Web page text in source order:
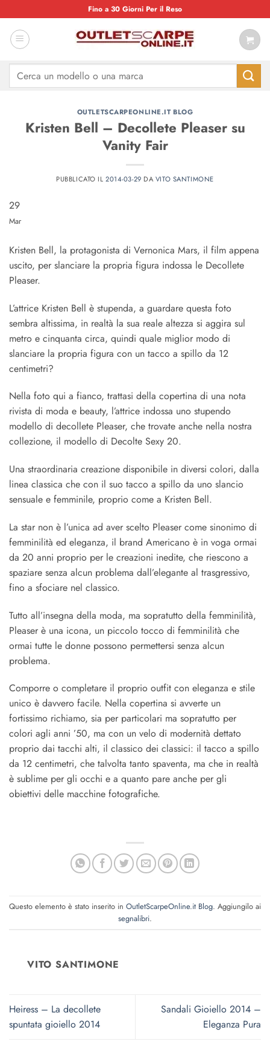
ai
contenuti
Fino a 30 Giorni Per il Reso
Cerca:
OUTLETSCARPEONLINE.IT BLOG
Kristen Bell – Decollete Pleaser su
Vanity Fair
PUBBLICATO IL2014-03-29 DA VITO SANTIMONE
29
Mar
Kristen Bell, la protagonista di Vernonica Mars, il film appena
uscito, per slanciare la propria figura indossa le Decollete
Pleaser.
L’attrice Kristen Bell è stupenda, a guardare questa foto
sembra altissima, in realtà la sua reale altezza si aggira sul
metro e cinquanta circa, quindi quale miglior modo di
slanciare la propria figura con un tacco a spillo da 12
centimetri?
Nella foto qui a fianco, trattasi della copertina di una nota
rivista di moda e beauty, l’attrice indossa uno stupendo
modello di decollete Pleaser, che trovate anche nella nostra
collezione, il modello di Decolte Sexy 20.
Una straordinaria creazione disponibile in diversi colori, dalla
linea classica che con il suo tacco a spillo da uno slancio
sensuale e femminile, proprio come a Kristen Bell.
La star non è l’unica ad aver scelto Pleaser come sinonimo di
femminilità ed eleganza, il brand Americano è in voga ormai
da 20 anni proprio per le creazioni inedite, che riescono a
spaziare senza alcun problema dall’elegante al trasgressivo,
fino a sfociare nel classico.
Tutto all’insegna della moda, ma sopratutto della femminilità,
Pleaser è una icona, un piccolo tocco di femminilità che
ormai tutte le donne possono permettersi senza alcun
problema.
Comporre o completare il proprio outfit con eleganza e stile
unico è davvero facile. Nella copertina si avverte un
fortissimo richiamo, sia per particolari ma sopratutto per
colori agli anni ’50, ma con un velo di modernità dettato
proprio dai tacchi alti, il classico dei classici: il tacco a spillo
da 12 centimetri, che talvolta tanto spaventa, ma che in realtà
è sublime per gli occhi e a quanto pare anche per gli
obiettivi delle macchine fotografiche.
Questo elemento è stato inserito in OutletScarpeOnline.it Blog. Aggiungilo ai
segnalibri.
VITO SANTIMONE
Heiress – La decollete
spuntata gioiello 2014
Sandali Gioiello 2014 –
Eleganza Pura